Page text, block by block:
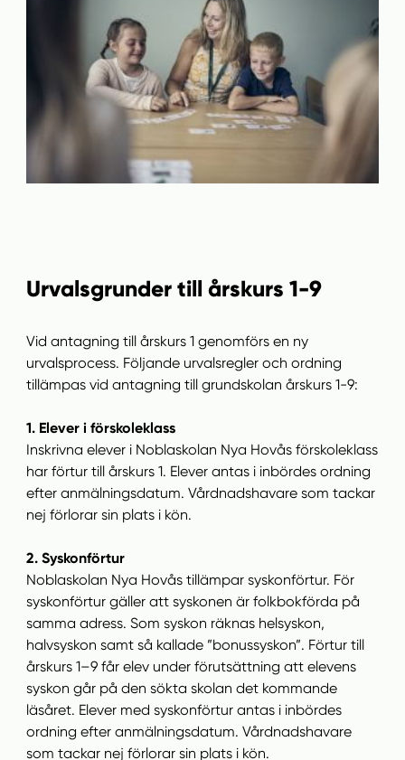
Urvalsgrunder till årskurs 1-9
Vid antagning till årskurs 1 genomförs en ny
urvalsprocess. Följande urvalsregler och ordning
tillämpas vid antagning till grundskolan årskurs 1-9:
1. Elever i förskoleklass
Inskrivna elever i Noblaskolan Nya Hovås förskoleklass
har förtur till årskurs 1. Elever antas i inbördes ordning
efter anmälningsdatum. Vårdnadshavare som tackar
nej förlorar sin plats i kön.
2. Syskonförtur
Noblaskolan Nya Hovås tillämpar syskonförtur. För
syskonförtur gäller att syskonen är folkbokförda på
samma adress. Som syskon räknas helsyskon,
halvsyskon samt så kallade ”bonussyskon”. Förtur till
årskurs 1–9 får elev under förutsättning att elevens
syskon går på den sökta skolan det kommande
läsåret. Elever med syskonförtur antas i inbördes
ordning efter anmälningsdatum. Vårdnadshavare
som tackar nej förlorar sin plats i kön.